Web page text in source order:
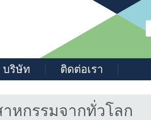
บริษัท ติดต่อเรา
หกรรมจากทั่วโลก